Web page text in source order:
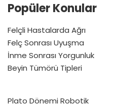
Popüler Konular
Felçli Hastalarda Ağrı
Felç Sonrası Uyuşma
İnme Sonrası Yorgunluk
Beyin Tümörü Tipleri
Plato Dönemi Robotik